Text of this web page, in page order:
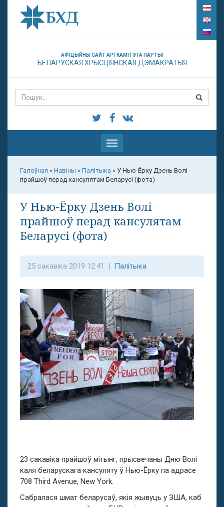
АФІЦЫЙНЫ САЙТ АРГКАМІТЭТА ПАРТЫІ
БЕЛАРУСКАЯ ХРЫСЦІЯНСКАЯ ДЭМАКРАТЫЯ
Паказаць
меню
Галоўная » Навіны » Палітыка » У Нью-Ёрку Дзень Волі
прайшоў перад кансулятам Беларусі (фота)
У Нью-Ёрку Дзень Волі
прайшоў перад кансулятам
Беларусі (фота)
25 сакавіка 2019 12:41 | Палітыка
23 сакавіка прайшоў мітынг, прысвечаны Дню Волі
каля беларускага кансуляту ў Нью-Ёрку па адрасе
708 Third Avenue, New York.
Сабралася шмат беларусаў, якія жывуць у ЗША, каб